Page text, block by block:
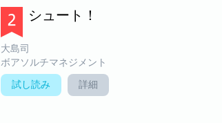
シュート！
大島司
ボアソルチマネジメント
試し読み 詳細